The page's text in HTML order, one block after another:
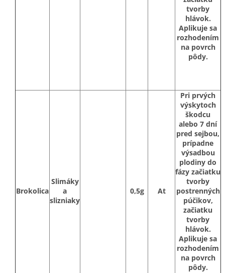
tvorby
hlávok.
Aplikuje sa
rozhodením
na povrch
pôdy.
Brokolica
Slimáky
a
slizniaky
0,5g At
Pri prvých
výskytoch
škodcu
alebo 7 dní
pred sejbou,
prípadne
výsadbou
plodiny do
fázy začiatku
tvorby
postrenných
púčikov,
začiatku
tvorby
hlávok.
Aplikuje sa
rozhodením
na povrch
pôdy.